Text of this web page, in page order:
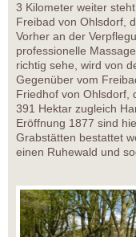
3 Kilometer weiter
Freibad von Ohlsdorf,
Vorher an der
professionelle
richtig sehe, wird von
Gegenüber vom
Friedhof von Ohlsdorf,
391 Hektar zugleich
Eröffnung 1877 sind
Grabstätten bestattet
einen Ruhewald und